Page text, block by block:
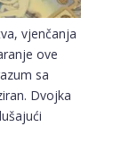
vjenčanja
ove
sa
Dvojka